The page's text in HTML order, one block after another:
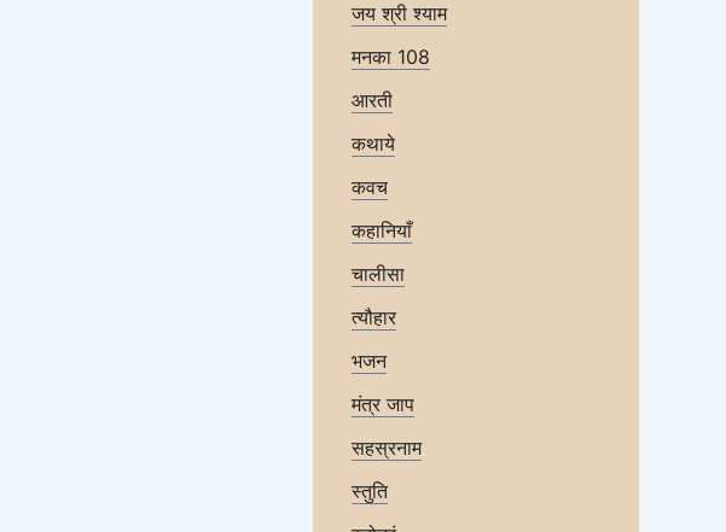
जय श्री श्याम
मनका 108
आरती
कथाये
कवच
कहानियाँ
चालीसा
त्यौहार
भजन
मंत्र जाप
सहस्रनाम
स्तुति